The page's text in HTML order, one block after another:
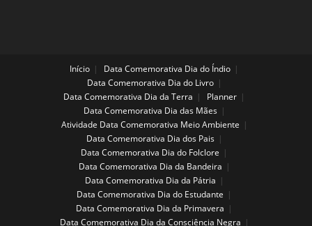
Início
Data Comemorativa Dia do Índio
Data Comemorativa Dia do Livro
Data Comemorativa Dia da Terra
Planner
Data Comemorativa Dia das Mães
Atividade Data Comemorativa Meio Ambiente
Data Comemorativa Dia dos Pais
Data Comemorativa Dia do Folclore
Data Comemorativa Dia da Bandeira
Data Comemorativa Dia da Pátria
Data Comemorativa Dia do Estudante
Data Comemorativa Dia da Primavera
Data Comemorativa Dia da Consciência Negra